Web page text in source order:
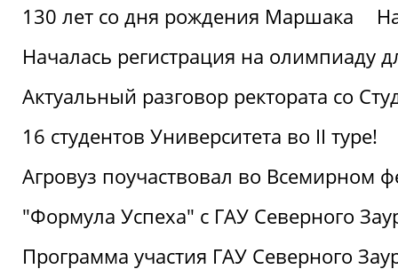
130 лет со дня рождения Маршака
Началась регистрация на олимпиаду
Актуальный разговор ректората со
16 студентов Университета во II туре!
Агровуз поучаствовал во Всемирном
"Формула Успеха" с ГАУ Северного
Программа участия ГАУ Северного